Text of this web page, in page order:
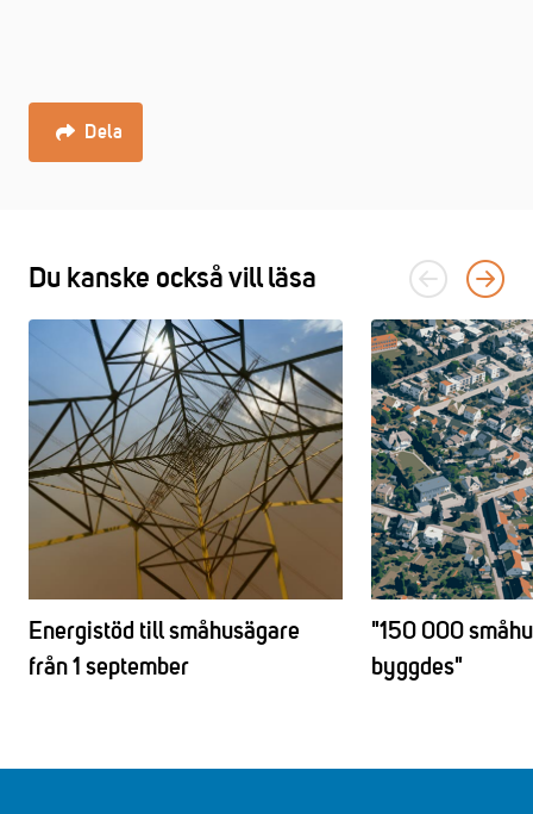
Dela
Du kanske också vill läsa
Energistöd till småhusägare
från 1 september
"150 000
byggdes"